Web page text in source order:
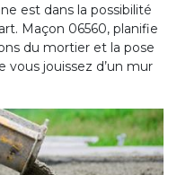
est dans la possibilité
Maçon 06560, planifie
du mortier et la pose
vous jouissez d’un mur